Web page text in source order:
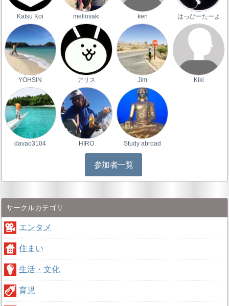
Katsu Koi mellosaki ken はっぴーたーよ
YOHSIN アリス Jim Kiki
davao3104 HIRO Study abroad
参加者一覧
サークルカテゴリ
エンタメ
住まい
生活・文化
育児